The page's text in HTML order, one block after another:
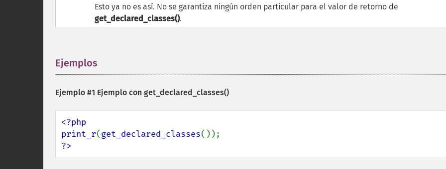
Esto ya no es así. No se garantiza ningún orden particular para el valor de retorno de
get_declared_classes().
Ejemplos
Ejemplo #1 Ejemplo con get_declared_classes()
<?php
print_r(get_declared_classes
?>